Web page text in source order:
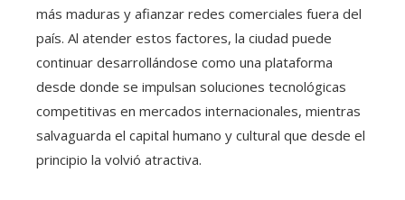
más maduras y afianzar redes comerciales fuera del
país. Al atender estos factores, la ciudad puede
continuar desarrollándose como una plataforma
desde donde se impulsan soluciones tecnológicas
competitivas en mercados internacionales, mientras
salvaguarda el capital humano y cultural que desde el
principio la volvió atractiva.